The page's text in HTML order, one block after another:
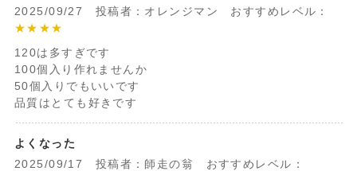
2025/09/27 投稿者：オレンジマン おすすめレベル：
★★★★
120は多すぎです
100個入り作れませんか
50個入りでもいいです
品質はとても好きです
よくなった
2025/09/17 投稿者：師走の翁 おすすめレベル：